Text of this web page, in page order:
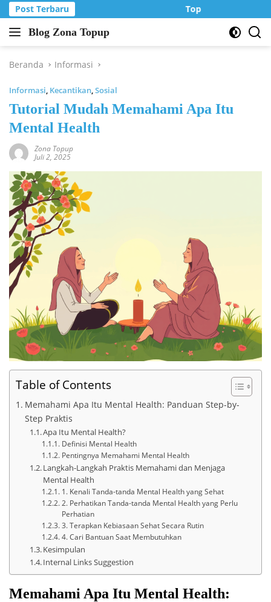
Langsung
ke
konten
Post Terbaru Top Up Murah di
Blog Zona Topup
Tips
Trik
game
online
Beranda Informasi
Informasi, Kecantikan,Sosial
Tutorial Mudah Memahami Apa Itu
Mental Health
Zona Topup
Juli 2, 2025
Table of Contents
Memahami Apa Itu Mental Health: Panduan Step-by-
Step Praktis
Apa Itu Mental Health?
Definisi Mental Health
Pentingnya Memahami Mental Health
Langkah-Langkah Praktis Memahami dan Menjaga
Mental Health
1. Kenali Tanda-tanda Mental Health yang Sehat
2. Perhatikan Tanda-tanda Mental Health yang Perlu
Perhatian
3. Terapkan Kebiasaan Sehat Secara Rutin
4. Cari Bantuan Saat Membutuhkan
Kesimpulan
Internal Links Suggestion
Memahami Apa Itu Mental Health: